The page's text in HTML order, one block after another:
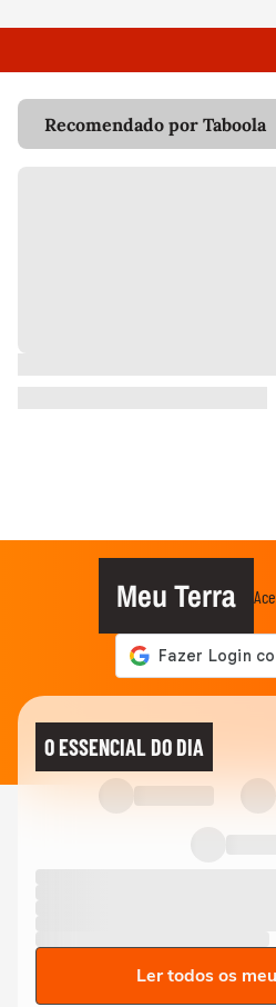
Recomendado por Taboola
Meu Terra
O ESSENCIAL DO DIA
Ler todos os